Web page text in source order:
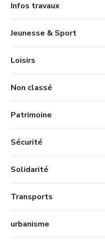
Infos travaux
Jeunesse & Sport
Loisirs
Non classé
Patrimoine
Sécurité
Solidarité
Transports
urbanisme